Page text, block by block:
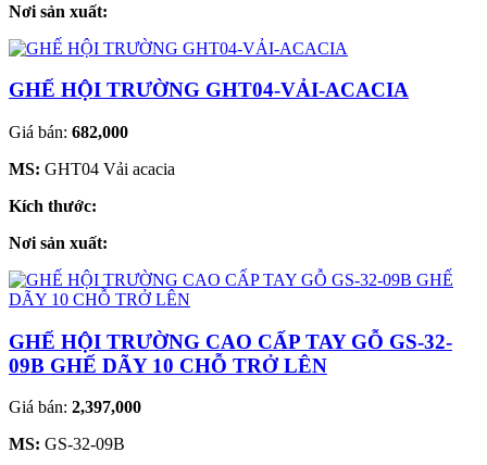
Nơi sản xuất:
GHẾ HỘI TRƯỜNG GHT04-VẢI-ACACIA
Giá bán: 682,000
MS: GHT04 Vải acacia
Kích thước:
Nơi sản xuất:
GHẾ HỘI TRƯỜNG CAO CẤP TAY GỖ GS-32-
09B GHẾ DÃY 10 CHỖ TRỞ LÊN
Giá bán: 2,397,000
MS: GS-32-09B